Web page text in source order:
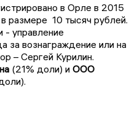
в Орле в 2015
размере 10 тысяч рублей.
- управление
за вознаграждение или на
– Сергей Курилин.
(21% доли) и ООО